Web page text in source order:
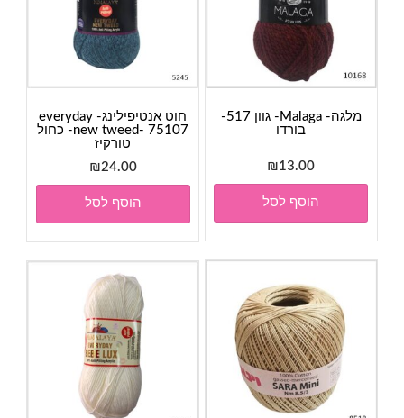
מלגה- Malaga- גוון 517-
בורדו
₪13.00
הוסף לסל
חוט אנטיפילינג- everyday
new tweed- 75107- כחול
טורקיז
₪24.00
הוסף לסל